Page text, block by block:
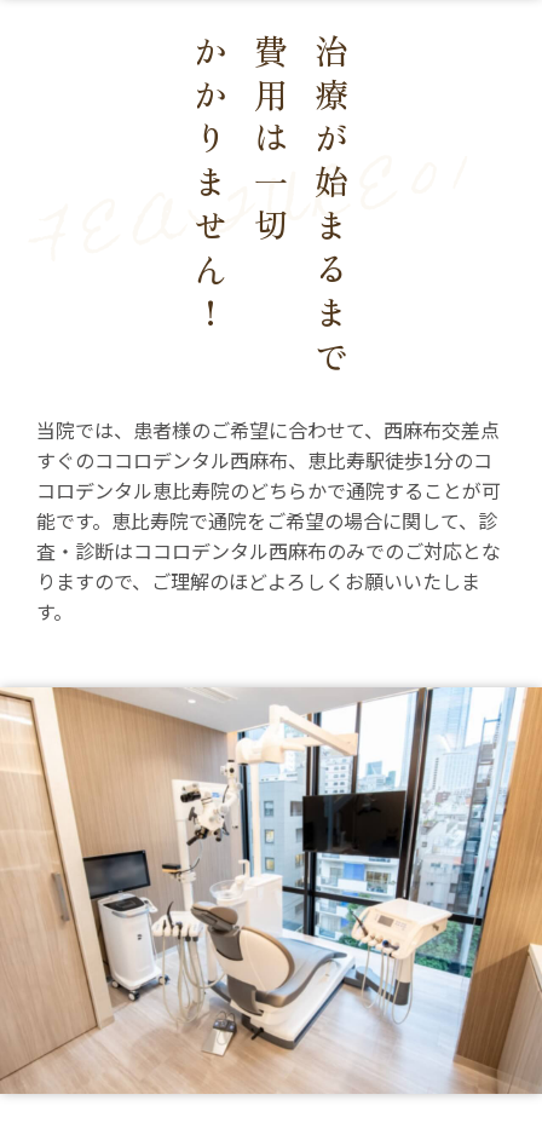
治療が始まるまで
費用は一切
かかりません！
当院では、患者様のご希望に合わせて、西麻布交差点
すぐのココロデンタル西麻布、恵比寿駅徒歩1分のコ
コロデンタル恵比寿院のどちらかで通院することが可
能です。恵比寿院で通院をご希望の場合に関して、診
査・診断はココロデンタル西麻布のみでのご対応とな
りますので、ご理解のほどよろしくお願いいたしま
す。